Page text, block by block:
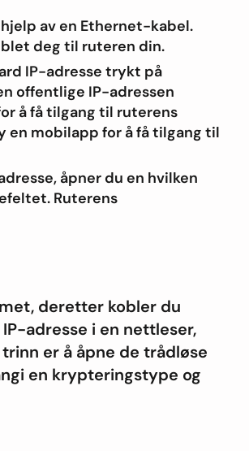
av en Ethernet-kabel.
deg til ruteren din.
IP-adresse trykt på
offentlige IP-adressen
å få tilgang til ruterens
en mobilapp for å få tilgang til
åpner du en hvilken
Ruterens
deretter kobler du
adresse i en nettleser,
er å åpne de trådløse
en krypteringstype og